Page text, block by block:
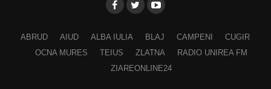
ABRUD AIUD ALBA IULIA BLAJ CAMPENI
CUGIR
OCNA MURES
TEIUS ZLATNA
RADIO UNIREA FM
ZIAREONLINE24